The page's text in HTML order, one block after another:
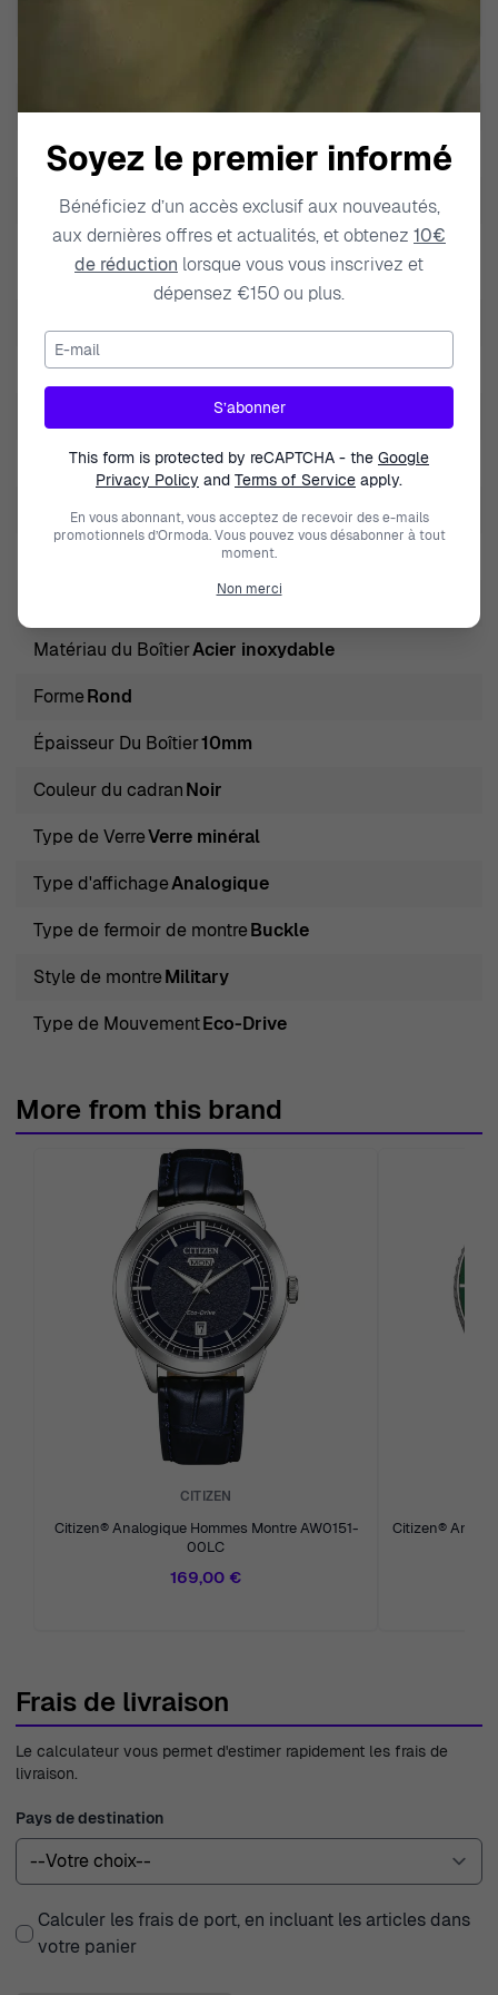
Type de produitMontre
GenreHommes
Résistance à l'eau Profondeur
10 BAR / 10 ATM / 100m / 330ft
Couleur du braceletBrun
Cuir
Largeur du bracelet21mm
Calendrier Day-Date
42mm
Matériau du BoîtierAcier inoxydable
FormeRond
Épaisseur Du Boîtier10mm
Couleur du cadranNoir
Type de VerreVerre minéral
Type d'affichageAnalogique
Type de fermoir de montreBuckle
Style de montreMilitary
Type de MouvementEco-Drive
More from this brand
CITIZEN
Citizen® Analogique Hommes Montre AW0151-
00LC
169,00 €
Citizen®
Frais de livraison
Le calculateur vous permet d'estimer rapidement les frais de
livraison.
Pays de destination
Calculer les frais de port, en incluant les articles dans
votre panier
Soyez le premier informé
Bénéficiez d’un accès exclusif aux nouveautés,
aux dernières offres et actualités, et obtenez 10€
de réduction lorsque vous vous inscrivez et
dépensez €150 ou plus.
E-mail
S’abonner
This form is protected by reCAPTCHA - the Google
Privacy Policy and Terms of Service apply.
En vous abonnant, vous acceptez de recevoir des e-mails
promotionnels d’Ormoda. Vous pouvez vous désabonner à tout
moment.
Non merci